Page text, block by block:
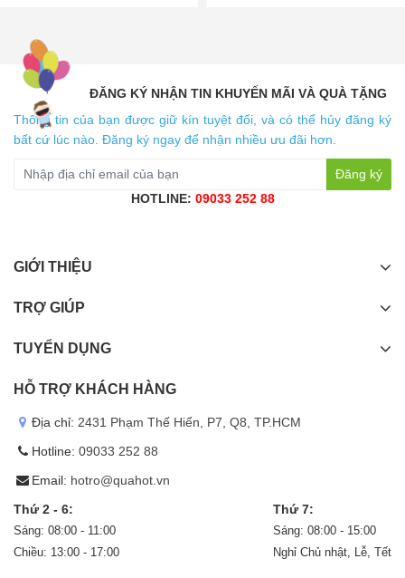
ĐĂNG KÝ NHẬN TIN KHUYẾN MÃI VÀ QUÀ TẶNG
Thông tin của bạn được giữ kín tuyệt đối, và có thể hủy đăng ký
bất cứ lúc nào. Đăng ký ngay để nhận nhiều ưu đãi hơn.
Đăng ký
HOTLINE: 09033 252 88
GIỚI THIỆU
TRỢ GIÚP
TUYỂN DỤNG
HỖ TRỢ KHÁCH HÀNG
Địa chỉ: 2431 Phạm Thế Hiển, P7, Q8, TP.HCM
Hotline: 09033 252 88
Email: hotro@quahot.vn
Thứ 2 - 6:
Sáng: 08:00 - 11:00
Chiều: 13:00 - 17:00
Thứ 7:
Sáng: 08:00 - 15:00
Nghỉ Chủ nhật, Lễ, Tết